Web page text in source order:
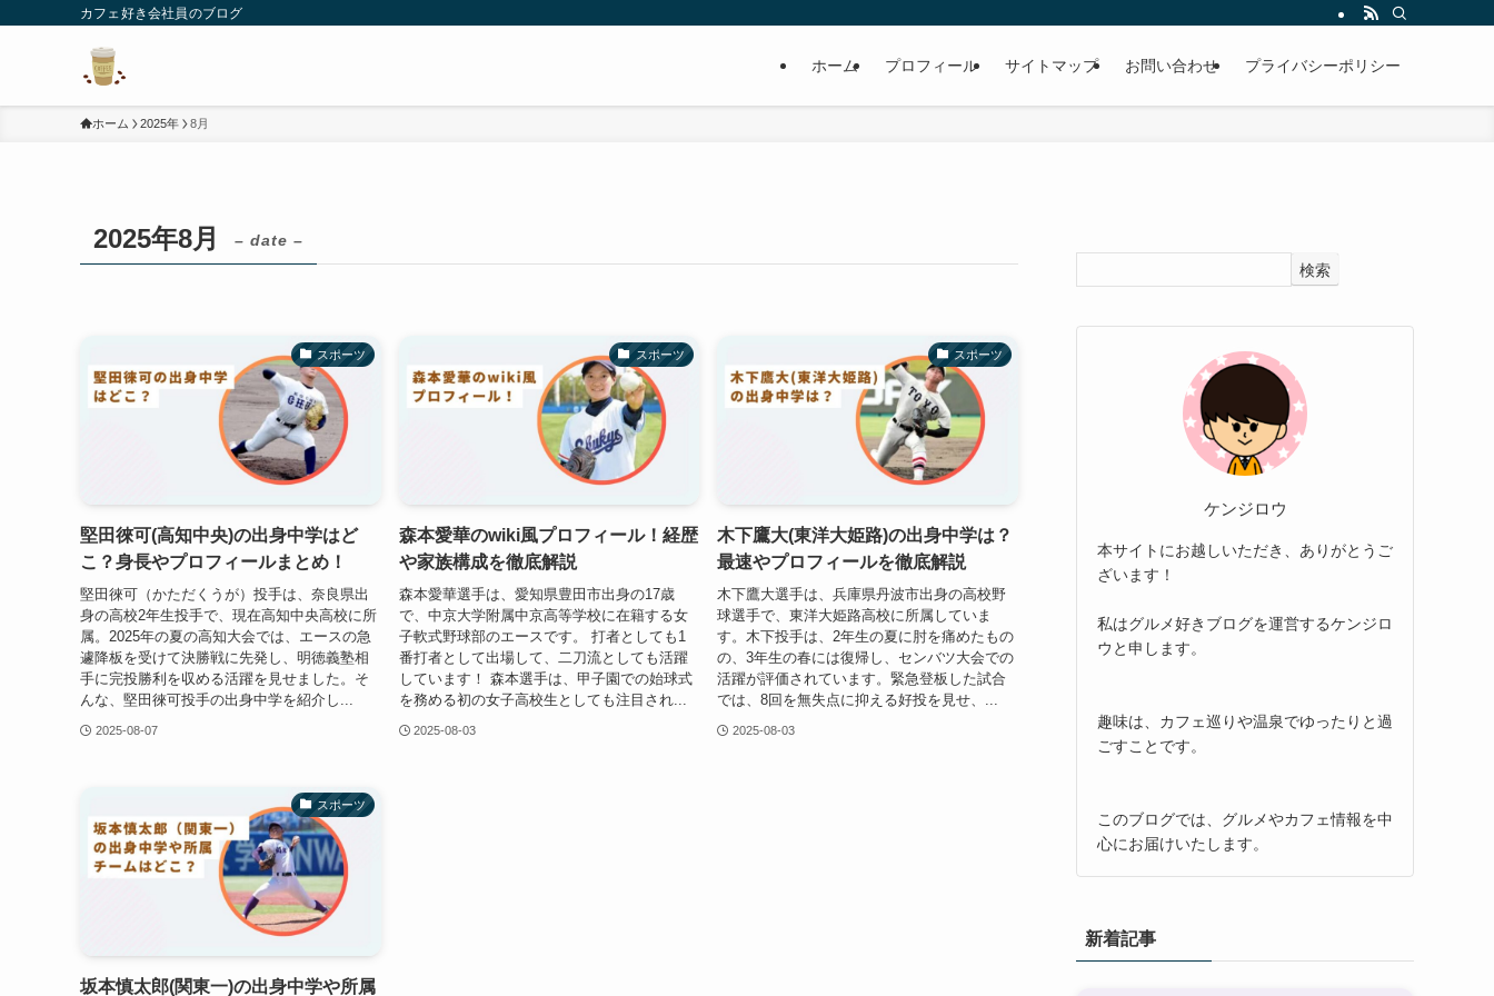
カフェ好き会社員のブログ
ホーム プロフィール サイトマップ お問い合わせ プライバシーポリシー
ホーム 2025年 8月
2025年8月 – date –
スポーツ
堅田徠可(高知中央)の出身中学はど
こ？身長やプロフィールまとめ！
堅田徠可（かただくうが）投手は、奈良県出
身の高校2年生投手で、現在高知中央高校に所
属。2025年の夏の高知大会では、エースの急
遽降板を受けて決勝戦に先発し、明徳義塾相
手に完投勝利を収める活躍を見せました。そ
んな、堅田徠可投手の出身中学を紹介し...
2025-08-07
スポーツ
森本愛華のwiki風プロフィール！経歴
や家族構成を徹底解説
森本愛華選手は、愛知県豊田市出身の17歳
で、中京大学附属中京高等学校に在籍する女
子軟式野球部のエースです。 打者としても1
番打者として出場して、二刀流としても活躍
しています！ 森本選手は、甲子園での始球式
を務める初の女子高校生としても注目され...
2025-08-03
スポーツ
木下鷹大(東洋大姫路)の出身中学は？
最速やプロフィールを徹底解説
木下鷹大選手は、兵庫県丹波市出身の高校野
球選手で、東洋大姫路高校に所属していま
す。木下投手は、2年生の夏に肘を痛めたもの
の、3年生の春には復帰し、センバツ大会での
活躍が評価されています。緊急登板した試合
では、8回を無失点に抑える好投を見せ、...
2025-08-03
スポーツ
坂本慎太郎(関東一)の出身中学や所属
検索
ケンジロウ
本サイトにお越しいただき、ありがとうご
ざいます！
私はグルメ好きブログを運営するケンジロ
ウと申します。
趣味は、カフェ巡りや温泉でゆったりと過
ごすことです。
このブログでは、グルメやカフェ情報を中
心にお届けいたします。
新着記事